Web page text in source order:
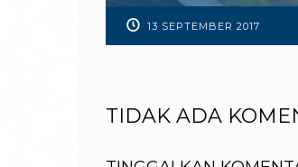
13 SEPTEMBER 2017
TIDAK ADA